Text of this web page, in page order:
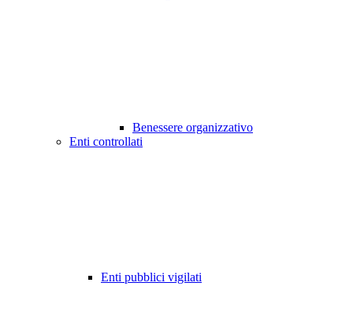
Benessere organizzativo
Enti controllati
Enti pubblici vigilati